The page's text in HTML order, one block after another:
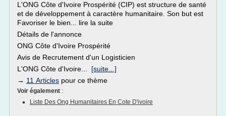
L'ONG Côte d'Ivoire Prospérité (CIP) est structure de santé
et de développement à caractère humanitaire. Son but est
Favoriser le bien... lire la suite
Détails de l'annonce
ONG Côte d'Ivoire Prospérité
Avis de Recrutement d'un Logisticien
L'ONG Côte d'Ivoire... [suite...]
→ 11 Articles pour ce thème
Voir également :
Liste Des Ong Humanitaires En Cote D'ivoire